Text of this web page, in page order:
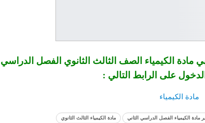
الكيمياء الصف الثالث الثانوي الفصل الدراسي
على الرابط التالي :
مادة الكيمياء
مادة الكيمياء الفصل الدراسي الثاني مادة الكيمياء الثالث الثانوي